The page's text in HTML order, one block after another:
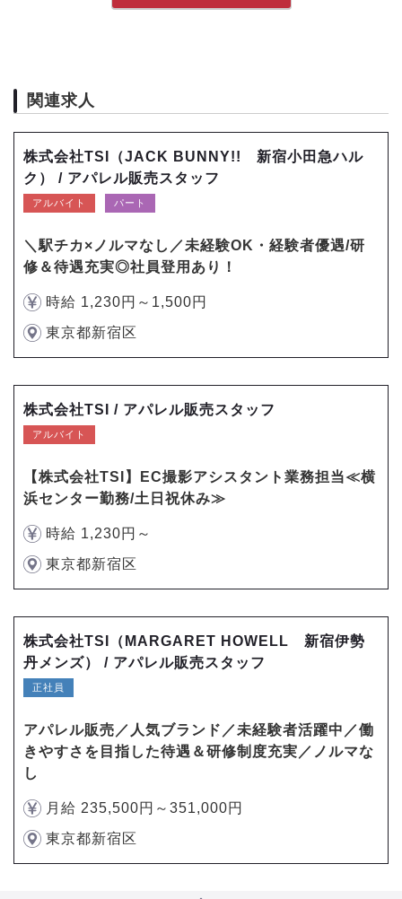
関連求人
株式会社TSI（JACK BUNNY!! 新宿小田急ハル
ク） / アパレル販売スタッフ
アルバイト パート
＼駅チカ×ノルマなし／未経験OK・経験者優遇/研
修＆待遇充実◎社員登用あり！
時給 1,230円～1,500円
東京都新宿区
株式会社TSI / アパレル販売スタッフ
アルバイト
【株式会社TSI】EC撮影アシスタント業務担当≪横
浜センター勤務/土日祝休み≫
時給 1,230円～
東京都新宿区
株式会社TSI（MARGARET HOWELL 新宿伊勢
丹メンズ） / アパレル販売スタッフ
正社員
アパレル販売／人気ブランド／未経験者活躍中／働
きやすさを目指した待遇＆研修制度充実／ノルマな
し
月給 235,500円～351,000円
東京都新宿区